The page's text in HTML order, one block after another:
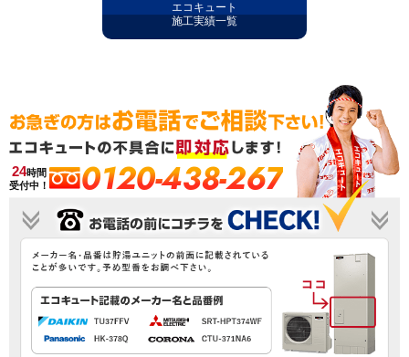
エコキュート
施工実績一覧
24時間
受付中！
0120-438-267